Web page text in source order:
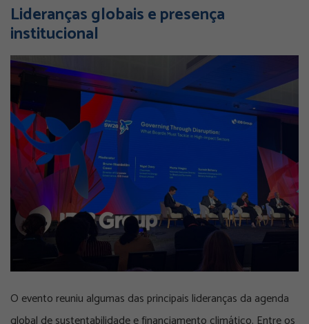
Lideranças globais e presença
institucional
O evento reuniu algumas das principais lideranças da agenda